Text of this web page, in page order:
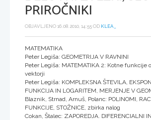
PRIROČNIKI
OBJAVLJENO 16.08.2010, 14:55 OD KLEA_
MATEMATIKA
Peter Legiša: GEOMETRIJA V RAVNINI
Peter Legiša: MATEMATIKA 2: Kotne funkcije
vektorji
Peter Legiša: KOMPLEKSNA ŠTEVILA,
FUNKCIJA IN LOGARITEM, MERJENJE V
Blaznik, Strnad, Arnuš, Polanc: POLINOMI,
FUNKCIJE, STOŽNICE, zbirka nalog
Cokan, Štalec: ZAPOREDJA. DIFERENCIALNI